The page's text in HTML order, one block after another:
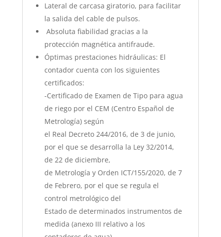
Lateral de carcasa giratorio, para facilitar
la salida del cable de pulsos.
Absoluta fiabilidad gracias a la
protección magnética antifraude.
Óptimas prestaciones hidráulicas: El
contador cuenta con los siguientes
certificados:
-Certificado de Examen de Tipo para agua
de riego por el CEM (Centro Español de
Metrología) según
el Real Decreto 244/2016, de 3 de junio,
por el que se desarrolla la Ley 32/2014,
de 22 de diciembre,
de Metrología y Orden ICT/155/2020, de 7
de Febrero, por el que se regula el
control metrológico del
Estado de determinados instrumentos de
medida (anexo III relativo a los